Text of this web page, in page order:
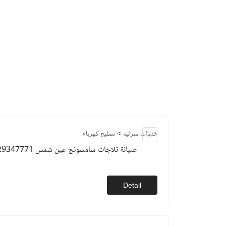
خدمات منزلية > تصليح كهرباء
صيانة ثلاجات سامسونج عين شمس 01129347771
Detail